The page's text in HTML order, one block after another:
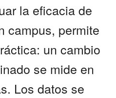
la eficacia de
campus, permite
un cambio
se mide en
Los datos se